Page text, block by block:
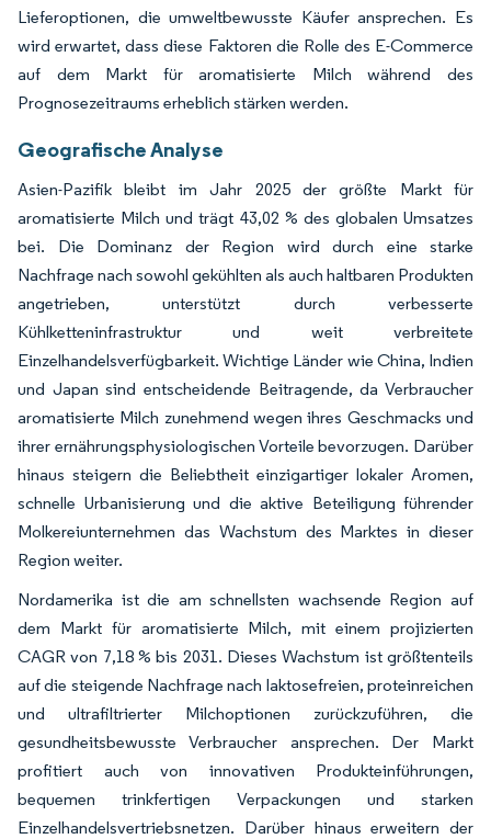
Lieferoptionen, die umweltbewusste Käufer ansprechen. Es
wird erwartet, dass diese Faktoren die Rolle des E-Commerce
auf dem Markt für aromatisierte Milch während des
Prognosezeitraums erheblich stärken werden.
Geografische Analyse
Asien-Pazifik bleibt im Jahr 2025 der größte Markt für
aromatisierte Milch und trägt 43,02 % des globalen Umsatzes
bei. Die Dominanz der Region wird durch eine starke
Nachfrage nach sowohl gekühlten als auch haltbaren Produkten
angetrieben, unterstützt durch verbesserte
Kühlketteninfrastruktur und weit verbreitete
Einzelhandelsverfügbarkeit. Wichtige Länder wie China, Indien
und Japan sind entscheidende Beitragende, da Verbraucher
aromatisierte Milch zunehmend wegen ihres Geschmacks und
ihrer ernährungsphysiologischen Vorteile bevorzugen. Darüber
hinaus steigern die Beliebtheit einzigartiger lokaler Aromen,
schnelle Urbanisierung und die aktive Beteiligung führender
Molkereiunternehmen das Wachstum des Marktes in dieser
Region weiter.
Nordamerika ist die am schnellsten wachsende Region auf
dem Markt für aromatisierte Milch, mit einem projizierten
CAGR von 7,18 % bis 2031. Dieses Wachstum ist größtenteils
auf die steigende Nachfrage nach laktosefreien, proteinreichen
und ultrafiltrierter Milchoptionen zurückzuführen, die
gesundheitsbewusste Verbraucher ansprechen. Der Markt
profitiert auch von innovativen Produkteinführungen,
bequemen trinkfertigen Verpackungen und starken
Einzelhandelsvertriebsnetzen. Darüber hinaus erweitern der